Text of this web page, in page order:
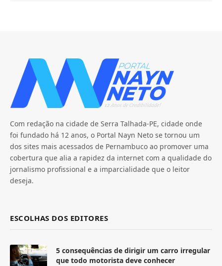
Com redação na cidade de Serra Talhada-PE, cidade onde
foi fundado há 12 anos, o Portal Nayn Neto se tornou um
dos sites mais acessados de Pernambuco ao promover uma
cobertura que alia a rapidez da internet com a qualidade do
jornalismo profissional e a imparcialidade que o leitor
deseja.
ESCOLHAS DOS EDITORES
5 consequências de dirigir um carro irregular
que todo motorista deve conhecer